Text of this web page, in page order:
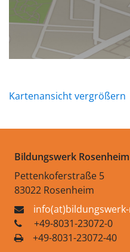
Kartenansicht vergrößern
Bildungswerk Rosenheim
Pettenkoferstraße 5
83022 Rosenheim
+49-8031-23072-0
+49-8031-23072-40